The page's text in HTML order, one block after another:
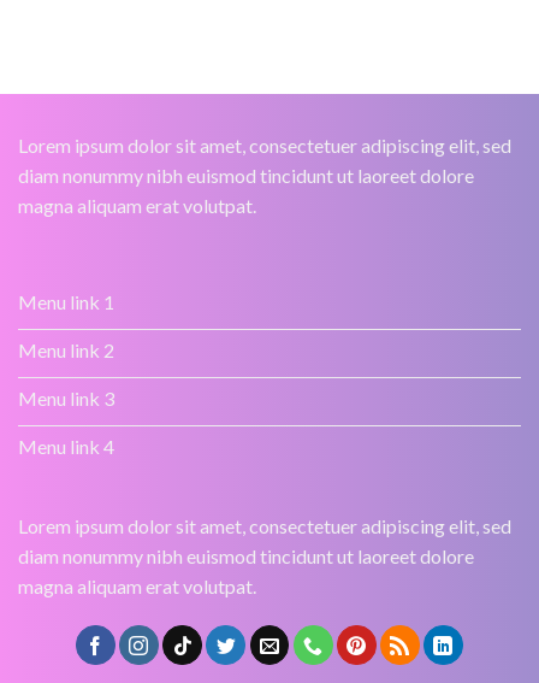
Lorem ipsum dolor sit amet, consectetuer adipiscing elit, sed
diam nonummy nibh euismod tincidunt ut laoreet dolore
magna aliquam erat volutpat.
Menu link 1
Menu link 2
Menu link 3
Menu link 4
Lorem ipsum dolor sit amet, consectetuer adipiscing elit, sed
diam nonummy nibh euismod tincidunt ut laoreet dolore
magna aliquam erat volutpat.